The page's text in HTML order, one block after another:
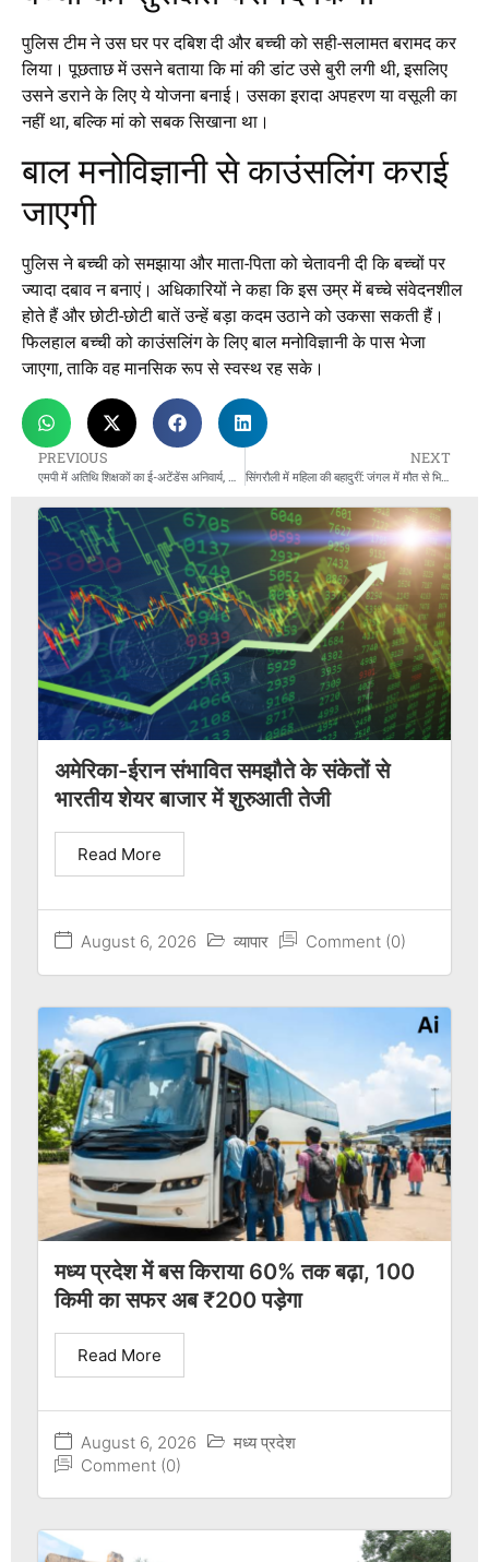
पुलिस टीम ने उस घर पर दबिश दी और बच्ची को सही-सलामत बरामद कर
लिया। पूछताछ में उसने बताया कि मां की डांट उसे बुरी लगी थी, इसलिए
उसने डराने के लिए ये योजना बनाई। उसका इरादा अपहरण या वसूली का
नहीं था, बल्कि मां को सबक सिखाना था।
बाल मनोविज्ञानी से काउंसलिंग कराई
जाएगी
पुलिस ने बच्ची को समझाया और माता-पिता को चेतावनी दी कि बच्चों पर
ज्यादा दबाव न बनाएं। अधिकारियों ने कहा कि इस उम्र में बच्चे संवेदनशील
होते हैं और छोटी-छोटी बातें उन्हें बड़ा कदम उठाने को उकसा सकती हैं।
फिलहाल बच्ची को काउंसलिंग के लिए बाल मनोविज्ञानी के पास भेजा
जाएगा, ताकि वह मानसिक रूप से स्वस्थ रह सके।
PREVIOUS NEXT
सिंगरौली में महिला की बहादुरीं: जंगल में मौत से भिड़ गई ‘शेरनी’ पत्नी, भालुओं से बचाई पति की जान
अमेरिका-ईरान संभावित समझौते के संकेतों से
भारतीय शेयर बाजार में शुरुआती तेजी
August 6, 2026 व्यापार Comment (0)
Read More
मध्य प्रदेश में बस किराया 60% तक बढ़ा, 100
किमी का सफर अब ₹200 पड़ेगा
August 6, 2026
मध्य प्रदेश
Comment (0)
Read More